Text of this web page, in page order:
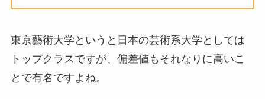
東京藝術大学というと日本の芸術系大学としては
トップクラスですが、偏差値もそれなりに高いこ
とで有名ですよね。